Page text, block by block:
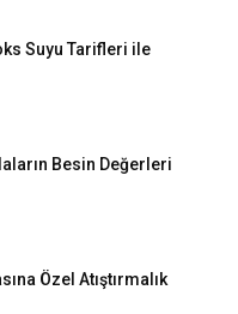
Suyu Tarifleri ile
Besin Değerleri
Özel Atıştırmalık